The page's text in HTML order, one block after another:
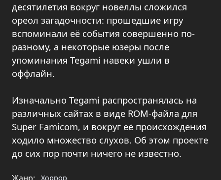
десятилетия вокруг новеллы сложился
ореол загадочности: прошедшие игру
вспоминали её события совершенно по-
разному, а некоторые юзеры после
упоминания Tegami навеки ушли в
оффлайн.
Изначально Tegami распространялась на
различных сайтах в виде ROM-файла для
Super Famicom, и вокруг её происхождения
ходило множество слухов. Об этом проекте
до сих пор почти ничего не известно.
Хоррор